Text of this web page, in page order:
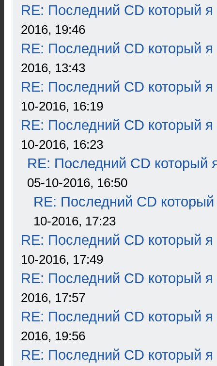
RE: Последний CD который я
2016, 19:46
RE: Последний CD который я
2016, 13:43
RE: Последний CD который я
10-2016, 16:19
RE: Последний CD который я
10-2016, 16:23
RE: Последний CD который
05-10-2016, 16:50
RE: Последний CD который
10-2016, 17:23
RE: Последний CD который я
10-2016, 17:49
RE: Последний CD который я
2016, 17:57
RE: Последний CD который я
2016, 19:56
RE: Последний CD который я